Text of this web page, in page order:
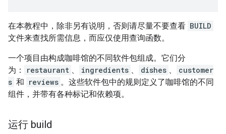
在本教程中，除非另有说明，否则请尽量不要查看 BUILD
文件来查找所需信息，而应仅使用查询函数。
一个项目由构成咖啡馆的不同软件包组成。它们分
为：
restaurant 、 ingredients 、 dishes 、
customer
s 和 reviews 。这些软件包中的规则定义了咖啡馆的不同
组件，并带有各种标记和依赖项。
运行 build